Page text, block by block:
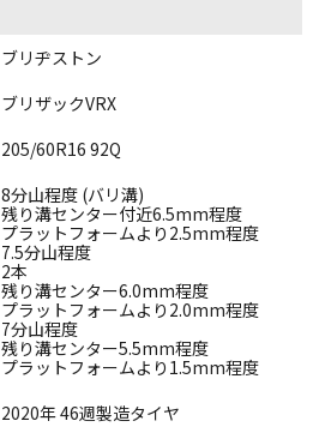
ブリヂストン
ブリザックVRX
205/60R16 92Q
8分山程度 (バリ溝)
残り溝センター付近6.5mm程度
プラットフォームより2.5mm程度
7.5分山程度
2本
残り溝センター6.0mm程度
プラットフォームより2.0mm程度
7分山程度
残り溝センター5.5mm程度
プラットフォームより1.5mm程度
2020年 46週製造タイヤ